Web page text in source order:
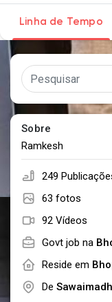
Encontrar
Popular Posts
Linha de Tempo
Sobre
Ramkesh
249
63 fotos
92 Vídeos
Govt job na
Reside em
De